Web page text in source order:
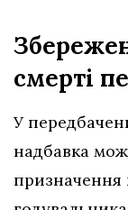
смерті
У
надбавка
призначення